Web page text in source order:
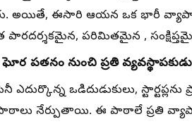
అయితే, ఈసారి ఆయన ఒక భారీ
పారదర్శకమైన, పరిమితమైన ,
ఘోర పతనం నుంచి ప్రతి
ఎదుర్కొన్న ఒడిదుడుకులు,
పాఠాలు నేర్పుతాయి. ఈ పాఠాలే ప్రతి